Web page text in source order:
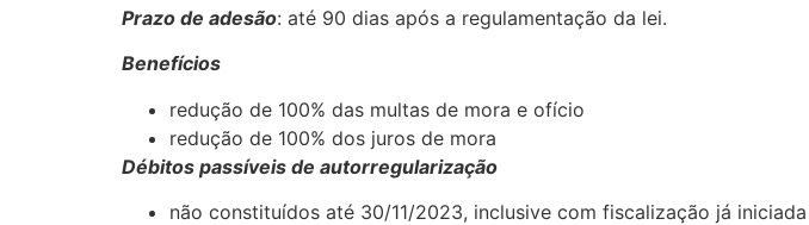
Prazo de adesão: até 90 dias após a regulamentação da lei.
Benefícios
redução de 100% das multas de mora e ofício
redução de 100% dos juros de mora
Débitos passíveis de autorregularização
não constituídos até 30/11/2023, inclusive com fiscalização já iniciada